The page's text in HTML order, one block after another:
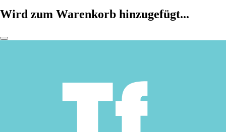
Wird zum Warenkorb hinzugefügt...